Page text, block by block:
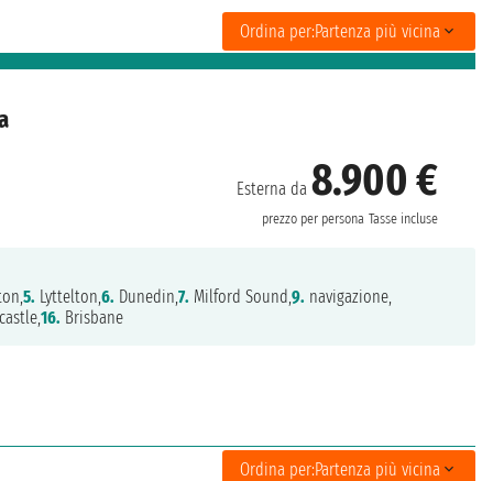
Ordina per:Partenza più vicina
Esterna da8.900 €
prezzo per persona Tasse incluse
5. Lyttelton,6. Dunedin,7. Milford Sound,9. navigazione,
16. Brisbane
Ordina per:Partenza più vicina